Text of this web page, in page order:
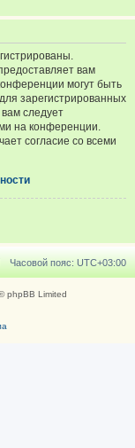
вам
могут быть
зарегистрированных
следует
на конференции.
согласие со всеми
Часовой пояс: UTC+03:00
phpBB Limited